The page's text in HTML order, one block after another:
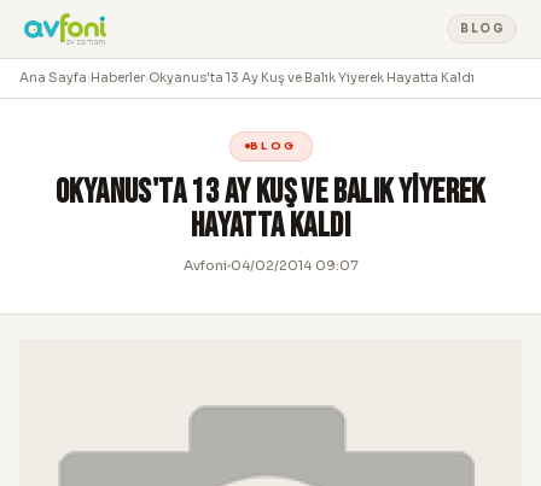
BLOG
Ana Sayfa›Haberler›Okyanus'ta 13 Ay Kuş ve Balık Yiyerek Hayatta Kaldı
BLOG
Okyanus'ta 13 Ay Kuş ve Balık Yiyerek
Hayatta Kaldı
Avfoni 04/02/2014 09:07